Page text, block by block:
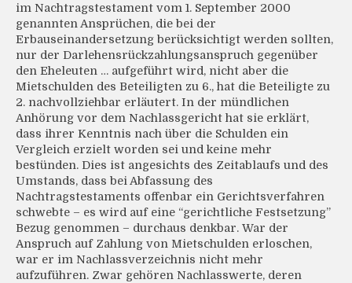
im Nachtragstestament vom 1. September 2000
genannten Ansprüchen, die bei der
Erbauseinandersetzung berücksichtigt werden sollten,
nur der Darlehensrückzahlungsanspruch gegenüber
den Eheleuten … aufgeführt wird, nicht aber die
Mietschulden des Beteiligten zu 6., hat die Beteiligte zu
2. nachvollziehbar erläutert. In der mündlichen
Anhörung vor dem Nachlassgericht hat sie erklärt,
dass ihrer Kenntnis nach über die Schulden ein
Vergleich erzielt worden sei und keine mehr
bestünden. Dies ist angesichts des Zeitablaufs und des
Umstands, dass bei Abfassung des
Nachtragstestaments offenbar ein Gerichtsverfahren
schwebte – es wird auf eine “gerichtliche Festsetzung”
Bezug genommen – durchaus denkbar. War der
Anspruch auf Zahlung von Mietschulden erloschen,
war er im Nachlassverzeichnis nicht mehr
aufzuführen. Zwar gehören Nachlasswerte, deren